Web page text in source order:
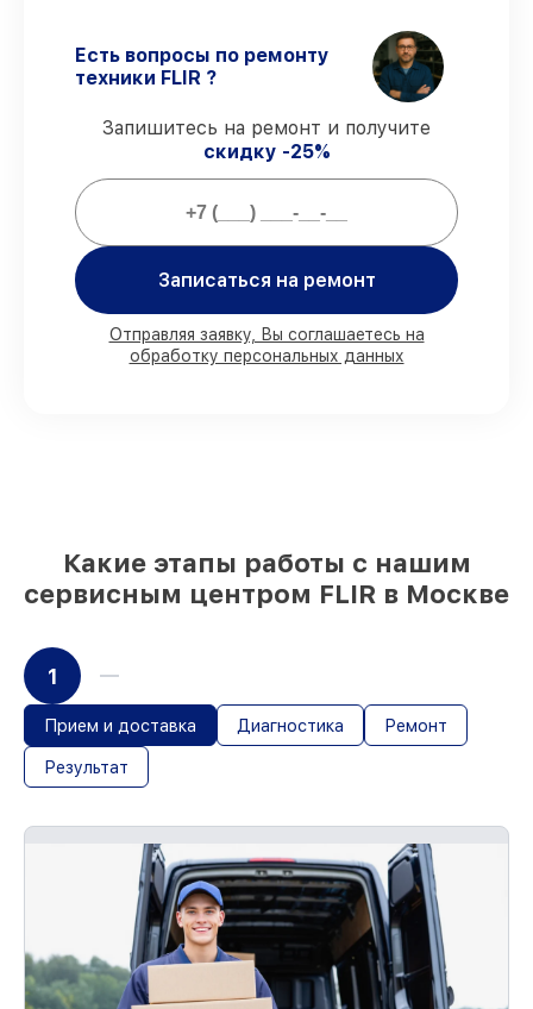
C) (на базе Android) 435000703 в
оговоренные сроки.
Поддержка после ремонта – все
ремонтные услуги и комплектующие
защищены гарантийной поддержкой до
Мы гарантируем:
работ закрываем в вашем
присутствии
90%деталей FLIR имеются на складе в
Москве, остальные доставляются быстро
Есть вопросы по ремонту
техники FLIR ?
Запишитесь на ремонт и получите
скидку -25%
Записаться на ремонт
Отправляя заявку, Вы соглашаетесь на
обработку персональных данных
Какие этапы работы с нашим
сервисным центром FLIR в Москве
1
Прием и доставка Диагностика Ремонт
Результат